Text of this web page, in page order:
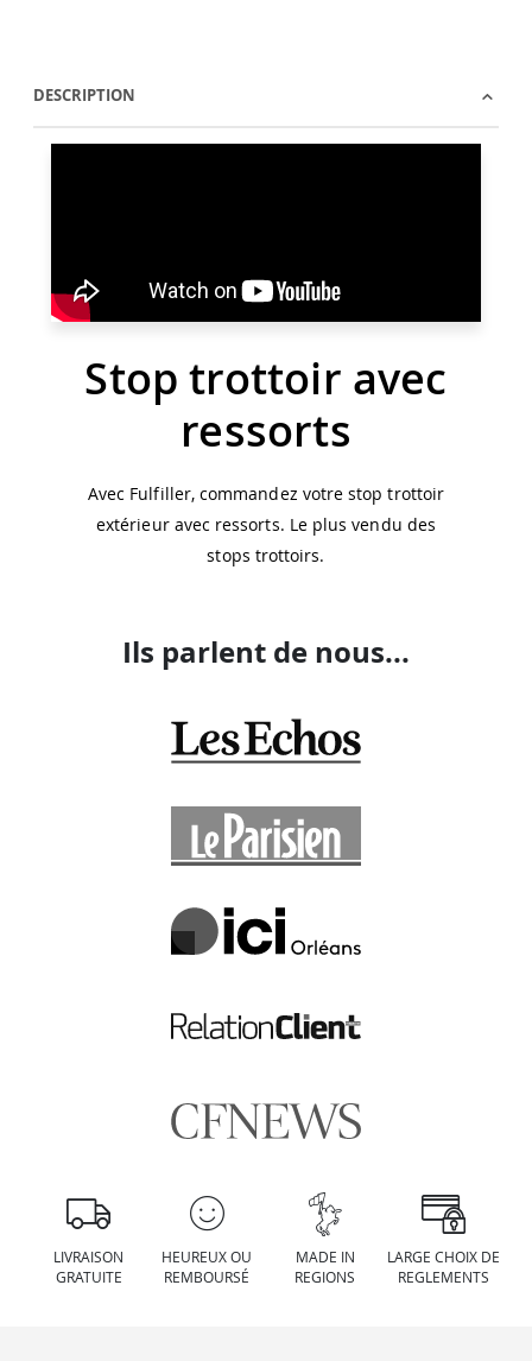
DESCRIPTION
Stop trottoir avec
ressorts
Avec Fulfiller, commandez votre stop trottoir
extérieur avec ressorts. Le plus vendu des
stops trottoirs.
Ils parlent de nous...
LIVRAISON
GRATUITE
HEUREUX OU
REMBOURSÉ
MADE IN
REGIONS
LARGE CHOIX DE
REGLEMENTS